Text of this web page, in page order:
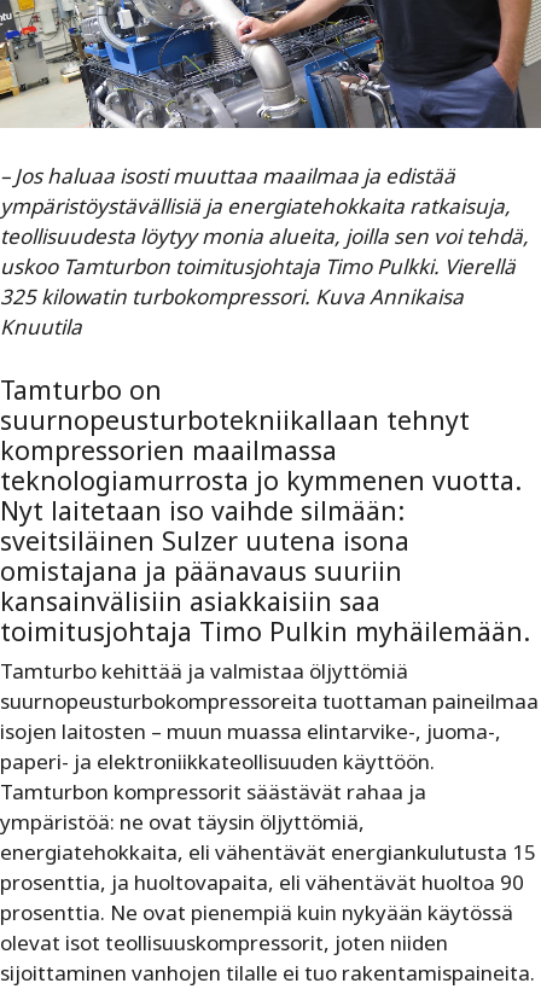
– Jos haluaa isosti muuttaa maailmaa ja edistää
ympäristöystävällisiä ja energiatehokkaita ratkaisuja,
teollisuudesta löytyy monia alueita, joilla sen voi tehdä,
uskoo Tamturbon toimitusjohtaja Timo Pulkki. Vierellä
325 kilowatin turbokompressori. Kuva Annikaisa
Knuutila
Tamturbo on
suurnopeusturbotekniikallaan tehnyt
kompressorien maailmassa
teknologiamurrosta jo kymmenen vuotta.
Nyt laitetaan iso vaihde silmään:
sveitsiläinen Sulzer uutena isona
omistajana ja päänavaus suuriin
kansainvälisiin asiakkaisiin saa
toimitusjohtaja Timo Pulkin myhäilemään.
Tamturbo kehittää ja valmistaa öljyttömiä
suurnopeusturbokompressoreita tuottaman paineilmaa
isojen laitosten – muun muassa elintarvike-, juoma-,
paperi- ja elektroniikkateollisuuden käyttöön.
Tamturbon kompressorit säästävät rahaa ja
ympäristöä: ne ovat täysin öljyttömiä,
energiatehokkaita, eli vähentävät energiankulutusta 15
prosenttia, ja huoltovapaita, eli vähentävät huoltoa 90
prosenttia. Ne ovat pienempiä kuin nykyään käytössä
olevat isot teollisuuskompressorit, joten niiden
sijoittaminen vanhojen tilalle ei tuo rakentamispaineita.